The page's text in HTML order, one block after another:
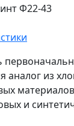
аналог из
и